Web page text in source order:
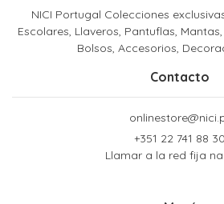
NICI Portugal Colecciones
Escolares, Llaveros, Pantuflas,
Bolsos, Accesorios,
Contacto
+351 22 741 88 30
Llamar a la red fija